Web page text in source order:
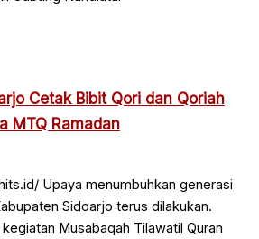
Cetak Bibit Qori dan Qoriah
MTQ Ramadan
Upaya menumbuhkan generasi
Sidoarjo terus dilakukan.
Musabaqah Tilawatil Quran